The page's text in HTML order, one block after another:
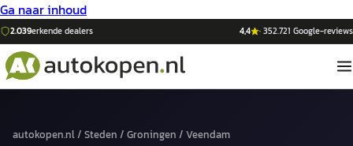
Ga naar inhoud
2.039erkende dealers 4,4 ·352.721 Google-reviews
autokopen.nl/ Steden / Groningen / Veendam